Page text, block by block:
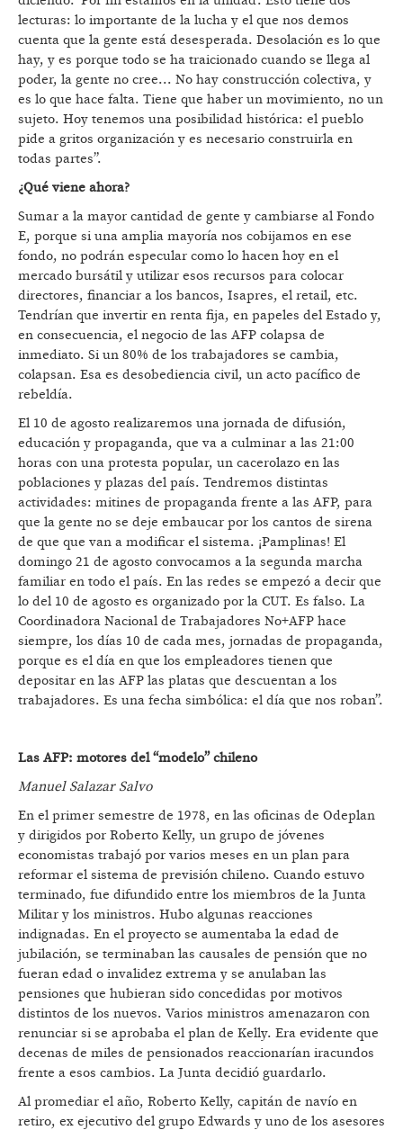
lecturas: lo importante de la lucha y el que nos demos
cuenta que la gente está desesperada. Desolación es lo que
hay, y es porque todo se ha traicionado cuando se llega al
poder, la gente no cree... No hay construcción colectiva, y
es lo que hace falta. Tiene que haber un movimiento, no un
sujeto. Hoy tenemos una posibilidad histórica: el pueblo
pide a gritos organización y es necesario construirla en
todas partes”.
¿Qué viene ahora?
Sumar a la mayor cantidad de gente y cambiarse al Fondo
E, porque si una amplia mayoría nos cobijamos en ese
fondo, no podrán especular como lo hacen hoy en el
mercado bursátil y utilizar esos recursos para colocar
directores, financiar a los bancos, Isapres, el retail, etc.
Tendrían que invertir en renta fija, en papeles del Estado y,
en consecuencia, el negocio de las AFP colapsa de
inmediato. Si un 80% de los trabajadores se cambia,
colapsan. Esa es desobediencia civil, un acto pacífico de
rebeldía.
El 10 de agosto realizaremos una jornada de difusión,
educación y propaganda, que va a culminar a las 21:00
horas con una protesta popular, un cacerolazo en las
poblaciones y plazas del país. Tendremos distintas
actividades: mitines de propaganda frente a las AFP, para
que la gente no se deje embaucar por los cantos de sirena
de que que van a modificar el sistema. ¡Pamplinas! El
domingo 21 de agosto convocamos a la segunda marcha
familiar en todo el país. En las redes se empezó a decir que
lo del 10 de agosto es organizado por la CUT. Es falso. La
Coordinadora Nacional de Trabajadores No+AFP hace
siempre, los días 10 de cada mes, jornadas de propaganda,
porque es el día en que los empleadores tienen que
depositar en las AFP las platas que descuentan a los
trabajadores. Es una fecha simbólica: el día que nos roban”.
Las AFP: motores del “modelo” chileno
Manuel Salazar Salvo
En el primer semestre de 1978, en las oficinas de Odeplan
y dirigidos por Roberto Kelly, un grupo de jóvenes
economistas trabajó por varios meses en un plan para
reformar el sistema de previsión chileno. Cuando estuvo
terminado, fue difundido entre los miembros de la Junta
Militar y los ministros. Hubo algunas reacciones
indignadas. En el proyecto se aumentaba la edad de
jubilación, se terminaban las causales de pensión que no
fueran edad o invalidez extrema y se anulaban las
pensiones que hubieran sido concedidas por motivos
distintos de los nuevos. Varios ministros amenazaron con
renunciar si se aprobaba el plan de Kelly. Era evidente que
decenas de miles de pensionados reaccionarían iracundos
frente a esos cambios. La Junta decidió guardarlo.
Al promediar el año, Roberto Kelly, capitán de navío en
retiro, ex ejecutivo del grupo Edwards y uno de los asesores